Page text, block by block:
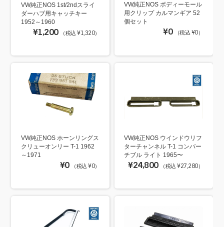
VW純正NOS 1st/2ndスライ
ダーハブ用キャッチキー
1952～1960
¥1,200 （税込 ¥1,320）
VW純正NOS ボディーモール
用クリップ カルマンギア 52
個セット
¥0 （税込 ¥0）
VW純正NOS ホーンリングス
クリューオンリー T-1 1962
～1971
¥0 （税込 ¥0）
VW純正NOS ウインドウリフ
ターチャンネル T-1 コンバー
チブル ライト 1965〜
¥24,800 （税込 ¥27,280）